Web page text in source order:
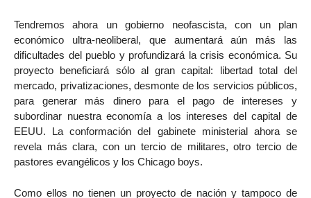
Tendremos ahora un gobierno neofascista, con un plan
económico ultra-neoliberal, que aumentará aún más las
dificultades del pueblo y profundizará la crisis económica. Su
proyecto beneficiará sólo al gran capital: libertad total del
mercado, privatizaciones, desmonte de los servicios públicos,
para generar más dinero para el pago de intereses y
subordinar nuestra economía a los intereses del capital de
EEUU. La conformación del gabinete ministerial ahora se
revela más clara, con un tercio de militares, otro tercio de
pastores evangélicos y los Chicago boys.
Como ellos no tienen un proyecto de nación y tampoco de